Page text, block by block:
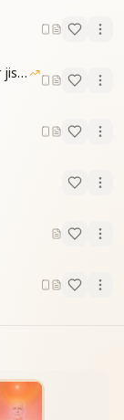
Baba Shiv Baba - Is Dharti par aakar jisne